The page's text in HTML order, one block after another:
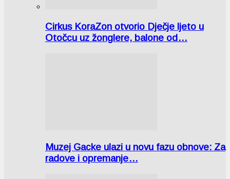
Cirkus KoraZon otvorio Dječje ljeto u
Otočcu uz žonglere, balone od…
Muzej Gacke ulazi u novu fazu obnove: Za
radove i opremanje…